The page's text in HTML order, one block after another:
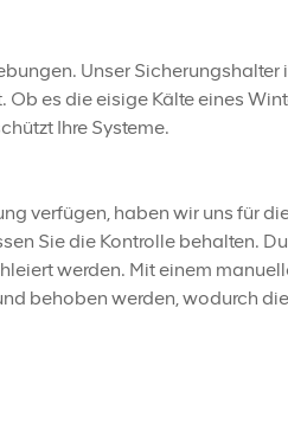
Unser Sicherungshalter
es die eisige Kälte eines
Ihre Systeme.
verfügen, haben wir uns für
Sie die Kontrolle behalten.
werden. Mit einem
behoben werden, wodurch die